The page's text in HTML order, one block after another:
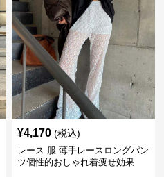
¥4,170 (税込)
レース 服 薄手レースロングパン
ツ個性的おしゃれ着痩せ効果